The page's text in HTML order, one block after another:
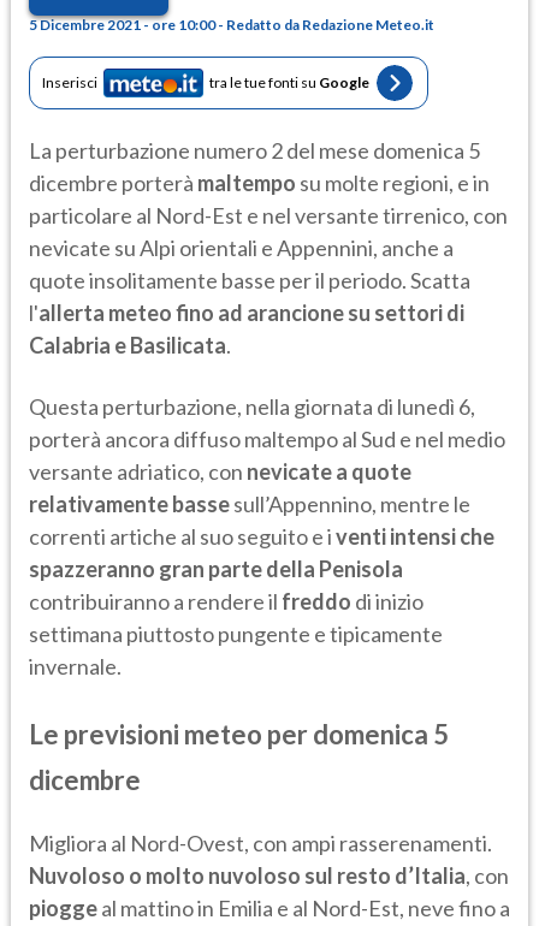
5 Dicembre 2021 - ore 10:00 - Redatto da Redazione Meteo.it
Inserisci tra le tue fonti su Google
La perturbazione numero 2 del mese domenica 5
dicembre porterà maltempo su molte regioni, e in
particolare al Nord-Est e nel versante tirrenico, con
nevicate su Alpi orientali e Appennini, anche a
quote insolitamente basse per il periodo. Scatta
l'allerta meteo fino ad arancione su settori di
Calabria e Basilicata.
Questa perturbazione, nella giornata di lunedì 6,
porterà ancora diffuso maltempo al Sud e nel medio
versante adriatico, con nevicate a quote
relativamente bassesull’Appennino, mentre le
correnti artiche al suo seguito e iventi intensi che
spazzeranno gran parte della Penisola
contribuiranno a rendere il freddo di inizio
settimana piuttosto pungente e tipicamente
invernale.
Le previsioni meteo per domenica 5
dicembre
Migliora al Nord-Ovest, con ampi rasserenamenti.
Nuvoloso o molto nuvoloso sul resto d’Italia, con
pioggeal mattino in Emilia e al Nord-Est, neve fino a